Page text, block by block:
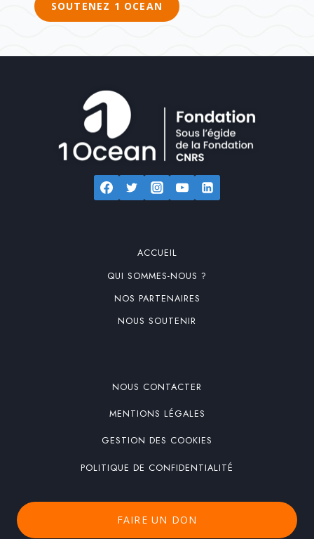
SOUTENEZ 1 OCEAN
ACCUEIL
QUI SOMMES-NOUS ?
NOS PARTENAIRES
NOUS SOUTENIR
NOUS CONTACTER
MENTIONS LÉGALES
GESTION DES COOKIES
POLITIQUE DE CONFIDENTIALITÉ
FAIRE UN DON